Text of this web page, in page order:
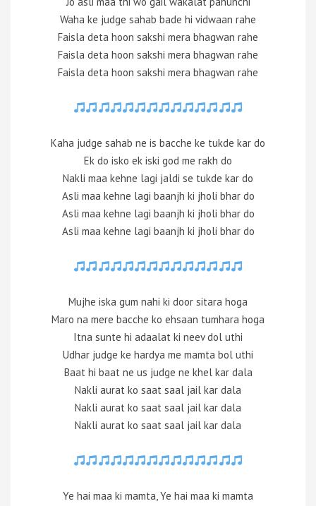
Waha ke judge sahab bade hi vidwaan rahe
Faisla deta hoon sakshi mera bhagwan rahe
Faisla deta hoon sakshi mera bhagwan rahe
Faisla deta hoon sakshi mera bhagwan rahe
Kaha judge sahab ne is bacche ke tukde kar do
Ek do isko ek iski god me rakh do
Nakli maa kehne lagi jaldi se tukde kar do
Asli maa kehne lagi baanjh ki jholi bhar do
Asli maa kehne lagi baanjh ki jholi bhar do
Asli maa kehne lagi baanjh ki jholi bhar do
Mujhe iska gum nahi ki door sitara hoga
Maro na mere bacche ko ehsaan tumhara hoga
Itna sunte hi adaalat ki neev dol uthi
Udhar judge ke hardya me mamta bol uthi
Baat hi baat ne us judge ne khel kar dala
Nakli aurat ko saat saal jail kar dala
Nakli aurat ko saat saal jail kar dala
Nakli aurat ko saat saal jail kar dala
Ye hai maa ki mamta, Ye hai maa ki mamta